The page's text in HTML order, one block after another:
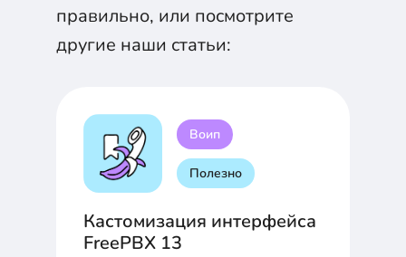
правильно, или посмотрите
другие наши статьи:
Воип
Полезно
Кастомизация интерфейса
FreePBX 13